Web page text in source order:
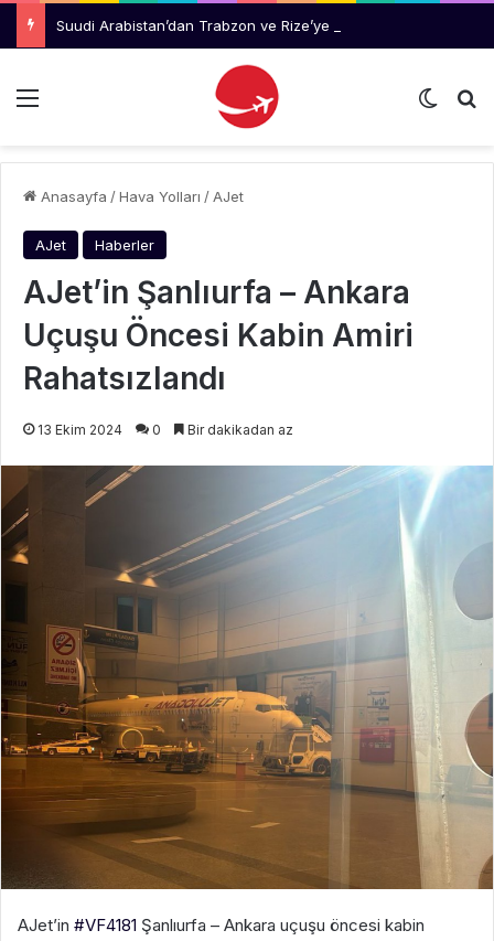
Menü Dış
Anasayfa /Hava Yolları /AJet
AJet Haberler
AJet’in Şanlıurfa – Ankara
Uçuşu Öncesi Kabin Amiri
Rahatsızlandı
13 Ekim 2024 0 Bir dakikadan az
AJet’in #VF4181 Şanlıurfa – Ankara uçuşu öncesi kabin